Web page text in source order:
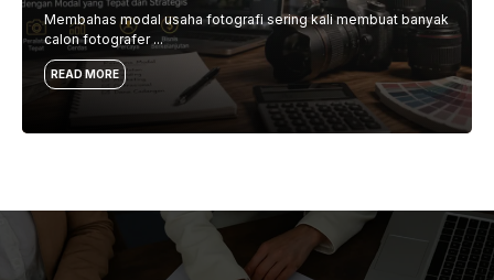
Membahas modal usaha fotografi sering kali membuat banyak
calon fotografer ...
READ MORE